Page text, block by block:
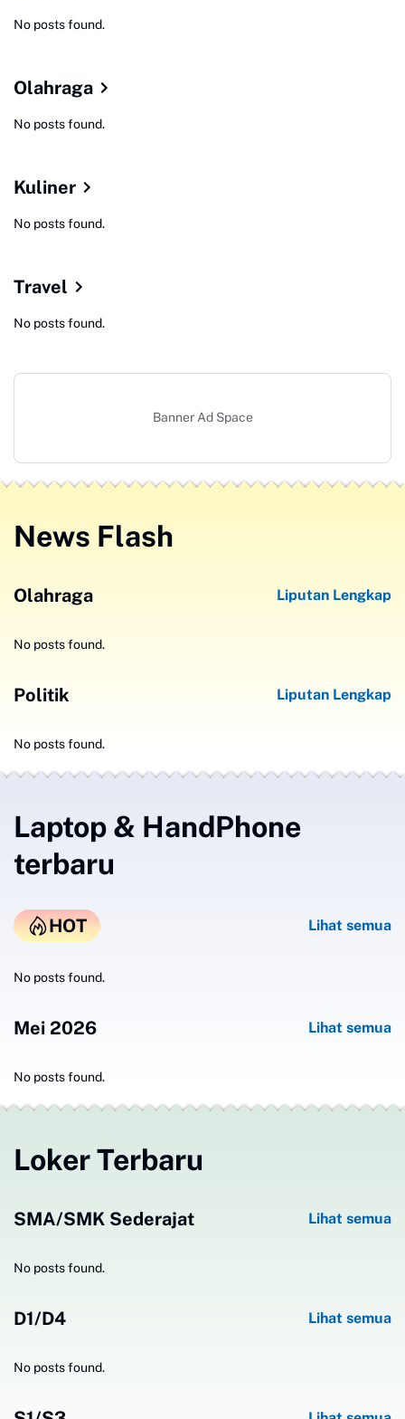
No posts found.
Olahraga
No posts found.
Kuliner
No posts found.
Travel
No posts found.
Banner Ad Space
News Flash
Olahraga Liputan Lengkap
No posts found.
Politik Liputan Lengkap
No posts found.
Laptop & HandPhone
terbaru
HOT Lihat semua
No posts found.
Mei 2026 Lihat semua
No posts found.
Loker Terbaru
SMA/SMK Sederajat Lihat semua
No posts found.
D1/D4 Lihat semua
No posts found.